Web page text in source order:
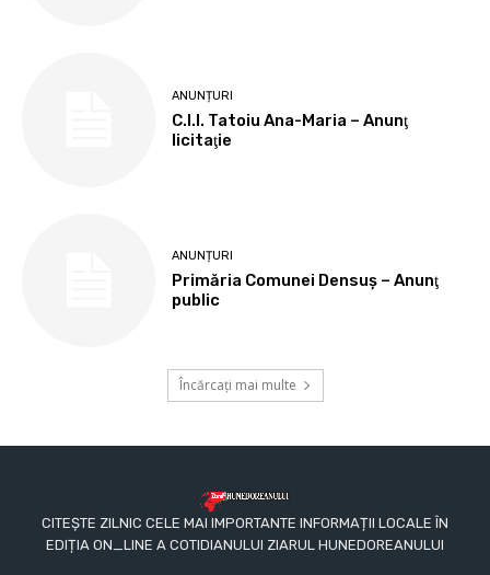
ANUNȚURI
C.I.I. Tatoiu Ana-Maria – Anunţ
licitaţie
ANUNȚURI
Primăria Comunei Densuş – Anunţ
public
Încărcați mai multe
CITEȘTE ZILNIC CELE MAI IMPORTANTE INFORMAȚII LOCALE ÎN
EDIȚIA ON_LINE A COTIDIANULUI ZIARUL HUNEDOREANULUI